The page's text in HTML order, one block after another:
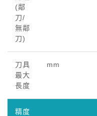
(鄰
刀/
無鄰
刀)
刀具
最大
長度
mm
精度